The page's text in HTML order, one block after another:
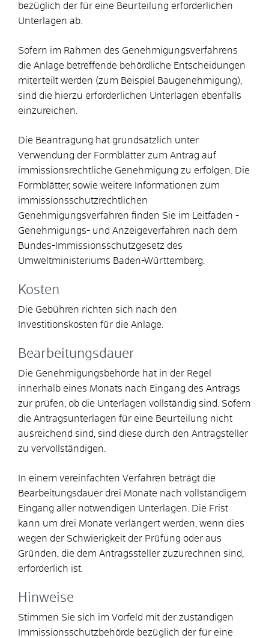
bezüglich der für eine Beurteilung erforderlichen
Unterlagen ab.
Sofern im Rahmen des Genehmigungsverfahrens
die Anlage betreffende behördliche Entscheidungen
miterteilt werden (zum Beispiel Baugenehmigung),
sind die hierzu erforderlichen Unterlagen ebenfalls
einzureichen.
Die Beantragung hat grundsätzlich unter
Verwendung der Formblätter zum Antrag auf
immissionsrechtliche Genehmigung zu erfolgen.
Die
Formblätter, sowie weitere Informationen zum
immissionsschutzrechtlichen
Genehmigungsverfahren finden Sie im Leitfaden -
Genehmigungs- und Anzeigeverfahren nach dem
Bundes-Immissionsschutzgesetz des
Umweltministeriums Baden-Württemberg.
Kosten
Die Gebühren richten sich nach den
Investitionskosten für die Anlage.
Bearbeitungsdauer
Die Genehmigungsbehörde hat in der Regel
innerhalb eines Monats nach Eingang des Antrags
zur prüfen, ob die Unterlagen vollständig sind. Sofern
die Antragsunterlagen für eine Beurteilung nicht
ausreichend sind, sind diese durch den Antragsteller
zu vervollständigen.
In einem vereinfachten Verfahren beträgt die
Bearbeitungsdauer drei Monate nach vollständigem
Eingang aller notwendigen Unterlagen . Die Frist
kann um drei Monate verlängert werden, wenn dies
wegen der Schwierigkeit der Prüfung oder aus
Gründen, die dem Antragssteller zuzurechnen sind,
erforderlich ist.
Hinweise
Stimmen Sie sich im Vorfeld mit der zuständigen
Immissionsschutzbehörde bezüglich der für eine